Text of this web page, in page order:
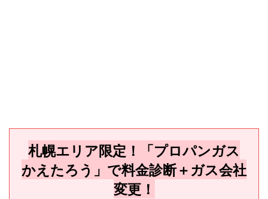
札幌エリア限定！「プロパンガス
かえたろう」で料金診断＋ガス会社
変更！